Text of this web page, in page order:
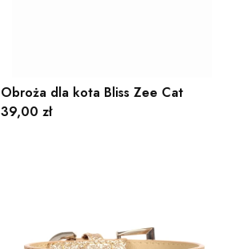
Obroża dla kota Bliss Zee Cat
Cena
39,00 zł